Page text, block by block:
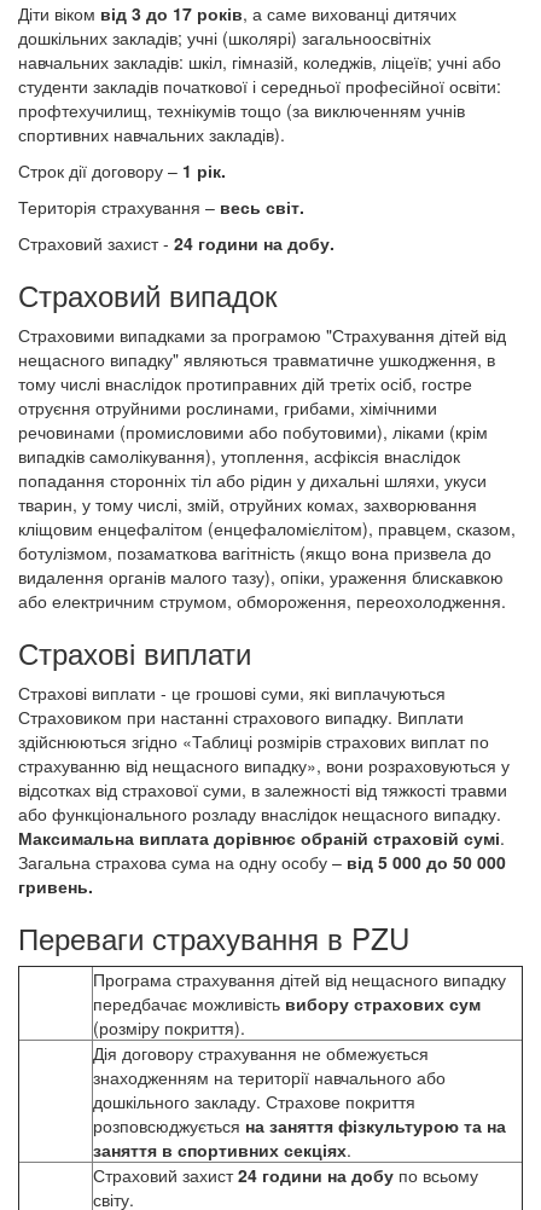
Діти віком від 3 до 17 років, а саме вихованці дитячих
дошкільних закладів; учні (школярі) загальноосвітніх
навчальних закладів: шкіл, гімназій, коледжів, ліцеїв; учні або
студенти закладів початкової і середньої професійної освіти:
профтехучилищ, технікумів тощо (за виключенням учнів
спортивних навчальних закладів).
Строк дії договору – 1 рік.
Територія страхування – весь світ.
Страховий захист - 24 години на добу.
Страховий випадок
Страховими випадками за програмою "Страхування дітей від
нещасного випадку" являються травматичне ушкодження, в
тому числі внаслідок протиправних дій третіх осіб, гостре
отруєння отруйними рослинами, грибами, хімічними
речовинами (промисловими або побутовими), ліками (крім
випадків самолікування), утоплення, асфіксія внаслідок
попадання сторонніх тіл або рідин у дихальні шляхи, укуси
тварин, у тому числі, змій, отруйних комах, захворювання
кліщовим енцефалітом (енцефаломієлітом), правцем, сказом,
ботулізмом, позаматкова вагітність (якщо вона призвела до
видалення органів малого тазу), опіки, ураження блискавкою
або електричним струмом, обмороження, переохолодження.
Страхові виплати
Страхові виплати - це грошові суми, які виплачуються
Страховиком при настанні страхового випадку. Виплати
здійснюються згідно «Таблиці розмірів страхових виплат по
страхуванню від нещасного випадку», вони розраховуються у
відсотках від страхової суми, в залежності від тяжкості травми
або функціонального розладу внаслідок нещасного випадку.
Максимальна виплата дорівнює обраній страховій сумі.
Загальна страхова сума на одну особу – від 5 000 до 50 000
гривень.
Переваги страхування в PZU
Програма страхування дітей від нещасного випадку
передбачає можливість вибору страхових сум
(розміру покриття).
Дія договору страхування не обмежується
знаходженням на території навчального або
дошкільного закладу. Страхове покриття
розповсюджується на заняття фізкультурою та на
заняття в спортивних секціях.
Страховий захист24 години на добу по всьому
світу.